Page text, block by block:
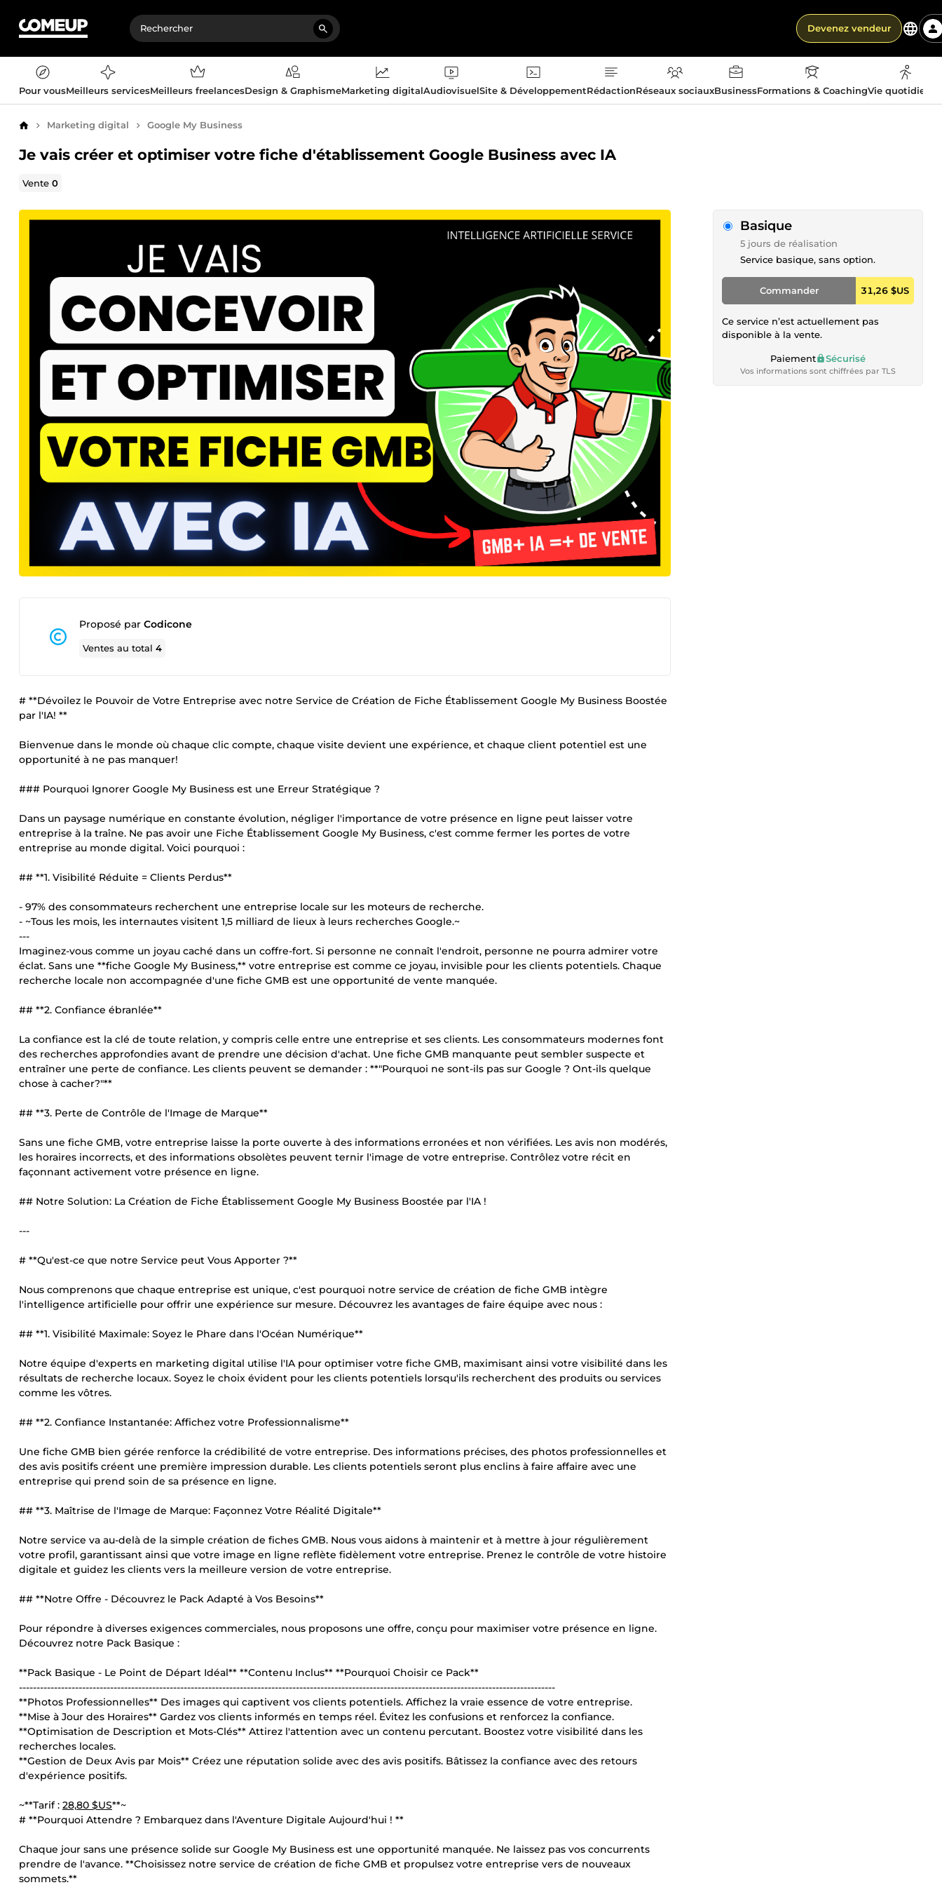
Devenez vendeur
Pour vousMeilleurs servicesMeilleurs freelancesDesign & GraphismeMarketing digitalAudiovisuelSite & DéveloppementRédactionRéseaux sociauxBusinessFormations & CoachingVie
AccueilMarketing digital Google My Business
Je vais créer et optimiser votre fiche d'établissement Google Business avec IA
Vente0
Proposé par Codicone
Ventes au total4
# **Dévoilez le Pouvoir de Votre Entreprise avec notre Service de Création de Fiche Établissement Google My Business Boostée
par l'IA! **
Bienvenue dans le monde où chaque clic compte, chaque visite devient une expérience, et chaque client potentiel est une
opportunité à ne pas manquer!
### Pourquoi Ignorer Google My Business est une Erreur Stratégique ?
Dans un paysage numérique en constante évolution, négliger l'importance de votre présence en ligne peut laisser votre
entreprise à la traîne. Ne pas avoir une Fiche Établissement Google My Business, c'est comme fermer les portes de votre
entreprise au monde digital. Voici pourquoi :
## **1. Visibilité Réduite = Clients Perdus**
- 97% des consommateurs recherchent une entreprise locale sur les moteurs de recherche.
- ~Tous les mois, les internautes visitent 1,5 milliard de lieux à leurs recherches Google.~
---
Imaginez-vous comme un joyau caché dans un coffre-fort. Si personne ne connaît l'endroit, personne ne pourra admirer votre
éclat. Sans une **fiche Google My Business,** votre entreprise est comme ce joyau, invisible pour les clients potentiels. Chaque
recherche locale non accompagnée d'une fiche GMB est une opportunité de vente manquée.
## **2. Confiance ébranlée**
La confiance est la clé de toute relation, y compris celle entre une entreprise et ses clients. Les consommateurs modernes font
des recherches approfondies avant de prendre une décision d'achat. Une fiche GMB manquante peut sembler suspecte et
entraîner une perte de confiance. Les clients peuvent se demander : **"Pourquoi ne sont-ils pas sur Google ? Ont-ils quelque
chose à cacher?"**
## **3. Perte de Contrôle de l'Image de Marque**
Sans une fiche GMB, votre entreprise laisse la porte ouverte à des informations erronées et non vérifiées. Les avis non modérés,
les horaires incorrects, et des informations obsolètes peuvent ternir l'image de votre entreprise. Contrôlez votre récit en
façonnant activement votre présence en ligne.
## Notre Solution: La Création de Fiche Établissement Google My Business Boostée par l'IA !
---
# **Qu'est-ce que notre Service peut Vous Apporter ?**
Nous comprenons que chaque entreprise est unique, c'est pourquoi notre service de création de fiche GMB intègre
l'intelligence artificielle pour offrir une expérience sur mesure. Découvrez les avantages de faire équipe avec nous :
## **1. Visibilité Maximale: Soyez le Phare dans l'Océan Numérique**
Notre équipe d'experts en marketing digital utilise l'IA pour optimiser votre fiche GMB, maximisant ainsi votre visibilité dans les
résultats de recherche locaux. Soyez le choix évident pour les clients potentiels lorsqu'ils recherchent des produits ou services
comme les vôtres.
## **2. Confiance Instantanée: Affichez votre Professionnalisme**
Une fiche GMB bien gérée renforce la crédibilité de votre entreprise. Des informations précises, des photos professionnelles et
des avis positifs créent une première impression durable. Les clients potentiels seront plus enclins à faire affaire avec une
entreprise qui prend soin de sa présence en ligne.
## **3. Maîtrise de l'Image de Marque: Façonnez Votre Réalité Digitale**
Notre service va au-delà de la simple création de fiches GMB. Nous vous aidons à maintenir et à mettre à jour régulièrement
votre profil, garantissant ainsi que votre image en ligne reflète fidèlement votre entreprise. Prenez le contrôle de votre histoire
digitale et guidez les clients vers la meilleure version de votre entreprise.
## **Notre Offre - Découvrez le Pack Adapté à Vos Besoins**
Pour répondre à diverses exigences commerciales, nous proposons une offre, conçu pour maximiser votre présence en ligne.
Découvrez notre Pack Basique :
**Pack Basique - Le Point de Départ Idéal** **Contenu Inclus** **Pourquoi Choisir ce Pack**
---------------------------------------------------------------------------------------------------------------------------------------------------------
**Photos Professionnelles** Des images qui captivent vos clients potentiels. Affichez la vraie essence de votre entreprise.
**Mise à Jour des Horaires** Gardez vos clients informés en temps réel. Évitez les confusions et renforcez la confiance.
**Optimisation de Description et Mots-Clés** Attirez l'attention avec un contenu percutant. Boostez votre visibilité dans les
recherches locales.
**Gestion de Deux Avis par Mois** Créez une réputation solide avec des avis positifs. Bâtissez la confiance avec des retours
d'expérience positifs.
~**Tarif : 28,80 $US**~
# **Pourquoi Attendre ? Embarquez dans l'Aventure Digitale Aujourd'hui ! **
Chaque jour sans une présence solide sur Google My Business est une opportunité manquée. Ne laissez pas vos concurrents
prendre de l'avance. **Choisissez notre service de création de fiche GMB et propulsez votre entreprise vers de nouveaux
sommets.**
Basique
5 jours de réalisation
Service basique, sans option.
Commander 31,26 $US
Ce service n’est actuellement pas
disponible à la vente.
Paiement Sécurisé
Vos informations sont chiffrées par TLS